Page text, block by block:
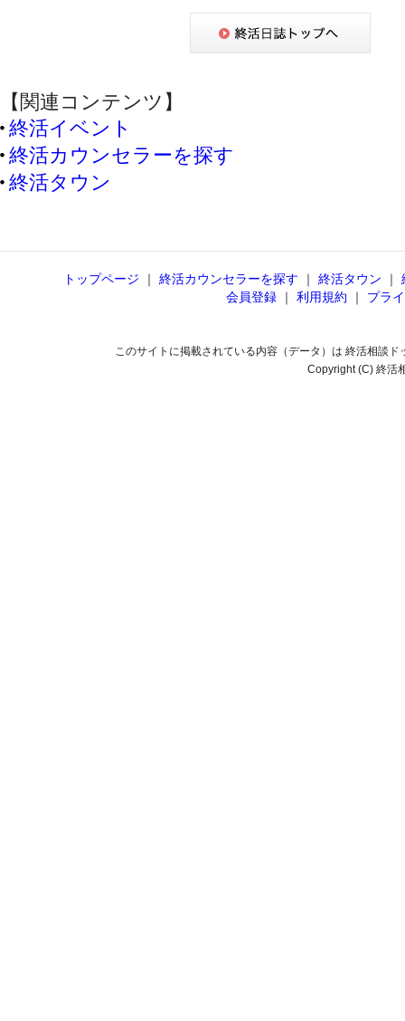
【関連コンテンツ】
終活イベント
終活カウンセラーを探す
終活タウン
トップページ ｜ 終活カウンセラーを探す ｜ 終活タウン ｜
会員登録 ｜ 利用規約 ｜ プラ
このサイトに掲載されている内容（データ）は 終活相談
Copyright (C) 終活